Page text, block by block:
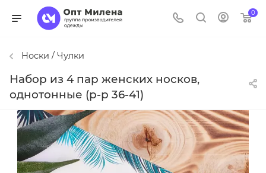
0
Носки / Чулки
Набор из 4 пар женских носков,
однотонные (р-р 36-41)